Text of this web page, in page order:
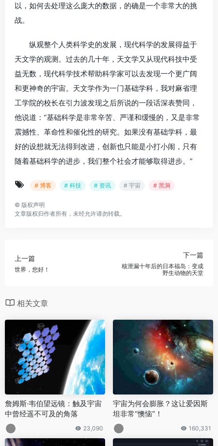
以，如何去处理这么庞大的数据，的确是一个非常大的挑
战。
纵观整个人类科学史的发展，现代科学的发展得益于
天文学的观测。过去的几十年，天文学又从现代科技中受
益无数，现代科学技术帮助科学家可以去发现一个更广阔
和更神奇的宇宙。天文学作为一门基础学科，我对麻省理
工学院的校长在引力波发现之后所说的一段话深表赞同，
他说道：“基础科学是非常辛苦、严谨和缓慢的，又是非常
震撼性、革命性和催化性的研究。如果没有基础学科，最
好的设想就无法得到改进，创新也只能是小打小闹，只有
随着基础科学的进步，我们整个社会才能够取得进步。”
# 博客 # 科技 # 资讯 # 宇宙 # 黑洞
© 版权声明
文章版权归作者所有，未经允许请勿转载。
上一篇
世界，您好！
下一篇
核泄漏十年后的日本福岛：变成
野生动物的天堂
相关文章
詹姆斯·韦伯望远镜：触及宇宙
中曾经遥不可及的角落
23,090
宇宙为何会膨胀？这让爱因斯
坦非常“懊恼”！
160,331